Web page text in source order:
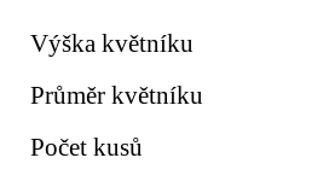
Výška květníku
Průměr květníku
Počet kusů